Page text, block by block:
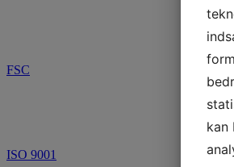
FSC
ISO 9001
kan